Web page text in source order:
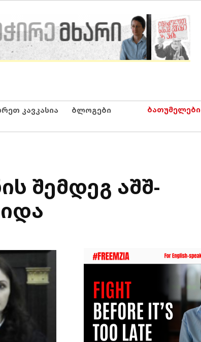
კავკასია ბლოგები ბათუმელები
შემდეგ აშშ-